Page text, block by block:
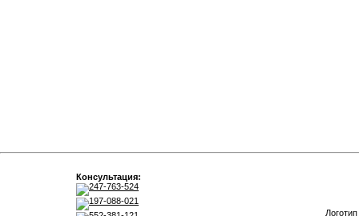
Консультация:
247-763-524
197-088-021